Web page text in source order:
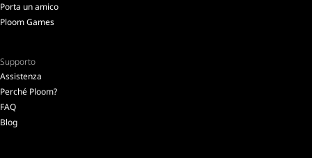
Porta un amico
Ploom Games
Supporto
Assistenza
Perché Ploom?
FAQ
Blog